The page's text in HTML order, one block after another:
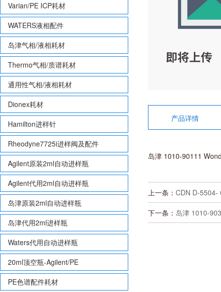
Varian/PE ICP耗材
WATERS液相配件
岛津气相/液相耗材
Thermo气相/质谱耗材
通用性气相/液相耗材
Dionex耗材
Hamilton进样针
Rheodyne7725i进样阀及配件
Agilent原装2ml自动进样瓶
Agilent代用2ml自动进样瓶
岛津原装2ml自动进样瓶
岛津代用2ml进样瓶
Waters代用自动进样瓶
20ml顶空瓶-Agilent/PE
PE色谱配件耗材
产品详情
岛津 1010-90111
上一条： CDN D-5504-
下一条： 岛津 1010-